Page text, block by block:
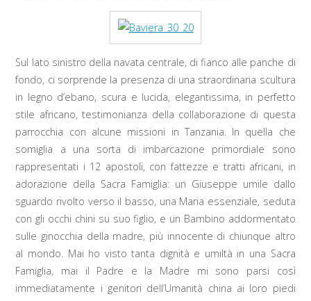
Sul lato sinistro della navata centrale, di fianco alle panche di
fondo, ci sorprende la presenza di una straordinaria scultura
in legno d’ebano, scura e lucida, elegantissima, in perfetto
stile africano, testimonianza della collaborazione di questa
parrocchia con alcune missioni in Tanzania. In quella che
somiglia a una sorta di imbarcazione primordiale sono
rappresentati i 12 apostoli, con fattezze e tratti africani, in
adorazione della Sacra Famiglia: un Giuseppe umile dallo
sguardo rivolto verso il basso, una Maria essenziale, seduta
con gli occhi chini su suo figlio, e un Bambino addormentato
sulle ginocchia della madre, più innocente di chiunque altro
al mondo. Mai ho visto tanta dignità e umiltà in una Sacra
Famiglia, mai il Padre e la Madre mi sono parsi così
immediatamente i genitori dell’Umanità china ai loro piedi